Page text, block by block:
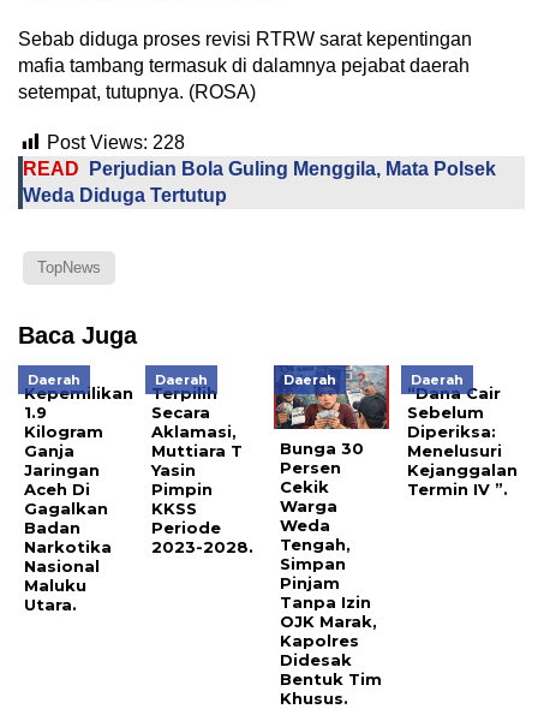
Sebab diduga proses revisi RTRW sarat kepentingan
mafia tambang termasuk di dalamnya pejabat daerah
setempat, tutupnya. (ROSA)
Post Views: 228
READ
Perjudian Bola Guling Menggila, Mata Polsek
Weda Diduga Tertutup
TopNews
Baca Juga
Daerah
Kepemilikan
1.9
Kilogram
Ganja
Jaringan
Aceh Di
Gagalkan
Badan
Narkotika
Nasional
Maluku
Utara.
Daerah
Terpilih
Secara
Aklamasi,
Muttiara T
Yasin
Pimpin
KKSS
Periode
2023-2028.
Daerah
Bunga 30
Persen
Cekik
Warga
Weda
Tengah,
Simpan
Pinjam
Tanpa Izin
OJK Marak,
Kapolres
Didesak
Bentuk Tim
Khusus.
Daerah
“Dana Cair
Sebelum
Diperiksa:
Menelusuri
Kejanggalan
Termin IV ”.